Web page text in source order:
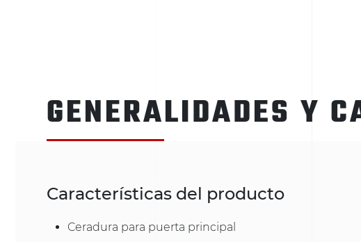
GENERALIDADES Y
Características del producto
Ceradura para puerta principal